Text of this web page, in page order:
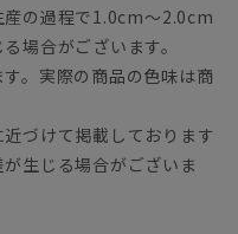
の過程で1.0cm～2.0cm
場合がございます。
。実際の商品の色味は商
づけて掲載しております
生じる場合がございま